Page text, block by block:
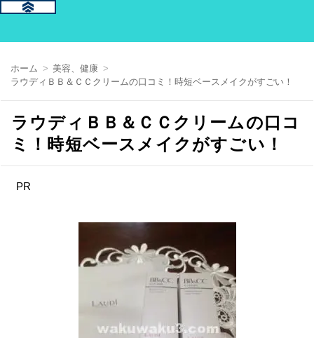
ホーム
美容、健康
ラウディＢＢ＆ＣＣクリームの口コミ！時短ベースメイクがすごい！
ラウディＢＢ＆ＣＣクリームの口コ
ミ！時短ベースメイクがすごい！
PR